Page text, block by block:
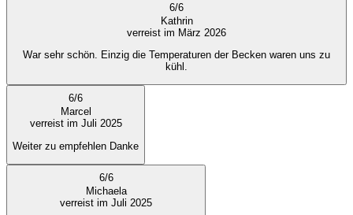
6/6
Kathrin
verreist im März 2026
War sehr schön. Einzig die Temperaturen der Becken waren uns zu
kühl.
6/6
Marcel
verreist im Juli 2025
Weiter zu empfehlen Danke
6/6
Michaela
verreist im Juli 2025